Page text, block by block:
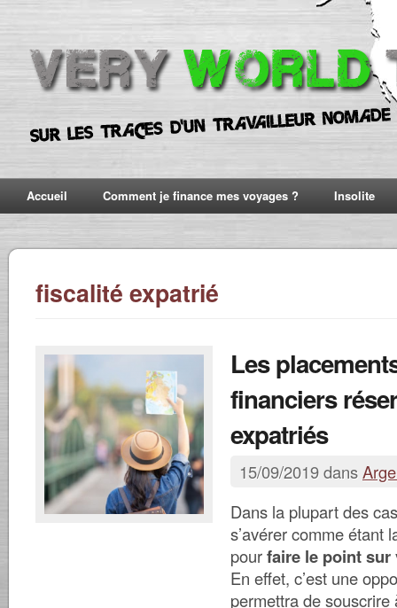
Accueil Comment je finance mes voyages ? Insolite
fiscalité expatrié
Les
financiers
expatriés
15/09/2019 dans
Dans la plupart des
s’avérer comme étant
pourfaire le point
En effet, c’est une
permettra de